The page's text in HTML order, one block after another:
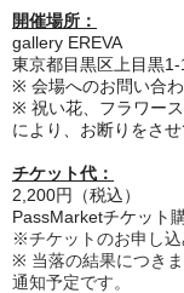
開催場所：
gallery EREVA
東京都目黒区上目黒
※ 会場へのお問い合わ
※ 祝い花、フラワー
により、お断りをさ
チケット代：
2,200円（税込）
PassMarketチケット
※チケットのお申し込
※ 当落の結果につき
通知予定です。